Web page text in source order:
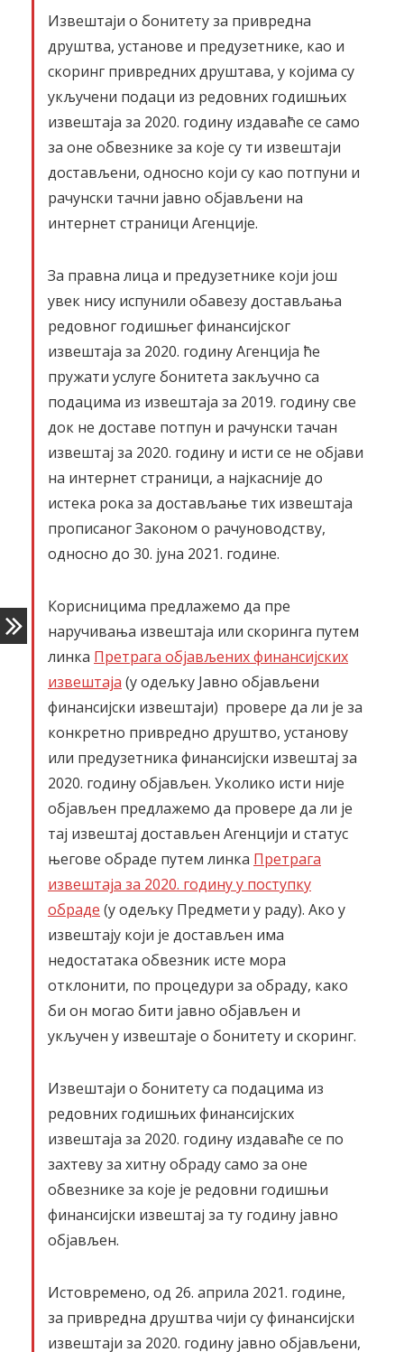
Извештаји о бонитету за привредна
друштва, установе и предузетнике, као и
скоринг привредних друштава, у којима су
укључени подаци из редовних годишњих
извештаја за 2020. годину издаваће се само
за оне обвезнике за које су ти извештаји
достављени, односно који су као потпуни и
рачунски тачни јавно објављени на
интернет страници Агенције.
За правна лица и предузетнике који још
увек нису испунили обавезу достављања
редовног годишњег финансијског
извештаја за 2020. годину Агенција ће
пружати услуге бонитета закључно са
подацима из извештаја за 2019. годину све
док не доставе потпун и рачунски тачан
извештај за 2020. годину и исти се не објави
на интернет страници, а најкасније до
истека рока за достављање тих извештаја
прописаног Законом о рачуноводству,
односно до 30. јуна 2021. године.
Корисницима предлажемо да пре
наручивања извештаја или скоринга путем
линка Претрага објављених финансијских
извештаја (у одељку Јавно објављени
финансијски извештаји) провере да ли је за
конкретно привредно друштво, установу
или предузетника финансијски извештај за
2020. годину објављен. Уколико исти није
објављен предлажемо да провере да ли је
тај извештај достављен Агенцији и статус
његове обраде путем линка Претрага
извештаја за 2020. годину у поступку
обраде (у одељку Предмети у раду). Ако у
извештају који је достављен има
недостатака обвезник исте мора
отклонити, по процедури за обраду, како
би он могао бити јавно објављен и
укључен у извештаје о бонитету и скоринг.
Извештаји о бонитету са подацима из
редовних годишњих финансијских
извештаја за 2020. годину издаваће се по
захтеву за хитну обраду само за оне
обвезнике за које је редовни годишњи
финансијски извештај за ту годину јавно
објављен.
Истовремено, од 26. априла 2021. године,
за привредна друштва чији су финансијски
извештаји за 2020. годину јавно објављени,